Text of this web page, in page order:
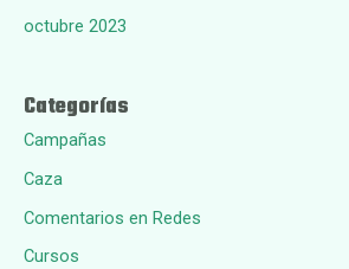
octubre 2023
Categorías
Campañas
Caza
Comentarios en Redes
Cursos